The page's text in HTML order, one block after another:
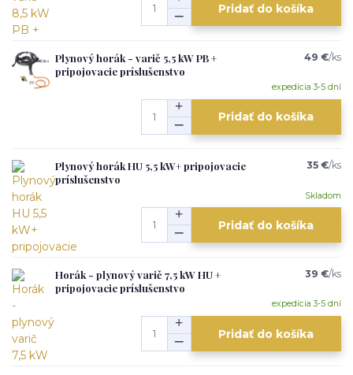
Pridať do košíka
Plynový horák - varič 5,5 kW PB +
pripojovacie príslušenstvo
49 €/ks
expedícia 3-5 dní
Pridať do košíka
Plynový horák HU 5,5 kW+ pripojovacie
príslušenstvo
35 €/ks
Skladom
Pridať do košíka
Horák - plynový varič 7,5 kW HU +
pripojovacie príslušenstvo
39 €/ks
expedícia 3-5 dní
Pridať do košíka